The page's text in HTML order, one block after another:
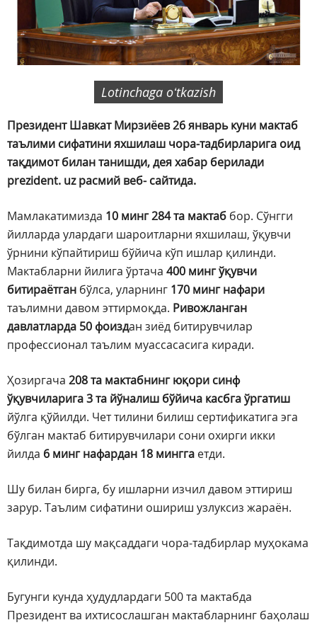
Lotinchaga oʻtkazish
Президент Шавкат Мирзиёев 26 январь куни мактаб
таълими сифатини яхшилаш чора-тадбирларига оид
тақдимот билан танишди, дея хабар берилади
prezident. uz расмий веб- сайтида.
Мамлакатимизда 10 минг 284 та мактаб бор. Сўнгги
йилларда улардаги шароитларни яхшилаш, ўқувчи
ўрнини кўпайтириш бўйича кўп ишлар қилинди.
Мактабларни йилига ўртача 400 минг ўқувчи
битираётган бўлса, уларнинг 170 минг нафари
таълимни давом эттирмоқда. Ривожланган
давлатларда 50 фоиздан зиёд битирувчилар
профессионал таълим муассасасига киради.
Ҳозиргача 208 та мактабнинг юқори синф
ўқувчиларига 3 та йўналиш бўйича касбга ўргатиш
йўлга қўйилди. Чет тилини билиш сертификатига эга
бўлган мактаб битирувчилари сони охирги икки
йилда 6 минг нафардан 18 мингга етди.
Шу билан бирга, бу ишларни изчил давом эттириш
зарур. Таълим сифатини ошириш узлуксиз жараён.
Тақдимотда шу мақсаддаги чора-тадбирлар муҳокама
қилинди.
Бугунги кунда ҳудудлардаги 500 та мактабда
Президент ва ихтисослашган мактабларнинг баҳолаш